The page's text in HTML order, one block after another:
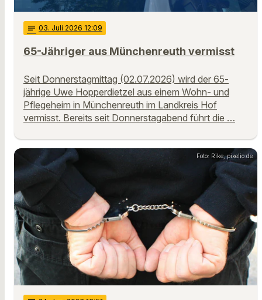
notes 03. Juli 2026 12:09
65-Jähriger aus Münchenreuth vermisst
Seit Donnerstagmittag (02.07.2026) wird der 65-
jährige Uwe Hopperdietzel aus einem Wohn- und
Pflegeheim in Münchenreuth im Landkreis Hof
vermisst. Bereits seit Donnerstagabend führt die …
Foto: Rike, pixelio.de